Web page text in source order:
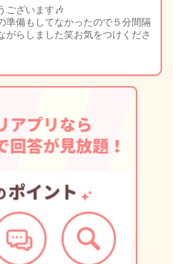
ございます🎶
準備もしてなかったので５分間隔
がらしました笑お気をつけくださ